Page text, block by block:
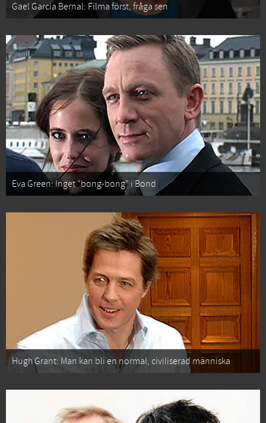
Gael García Bernal: Filma först, fråga sen
Eva Green: Inget “bong-bong” i Bond
Hugh Grant: Man kan bli en normal, civiliserad människa